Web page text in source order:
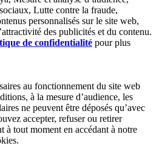
Lutte contre la fraude,
personnalisés sur le site web,
des publicités et du contenu.
de confidentialité pour plus
au fonctionnement du site web
à la mesure d’audience, les
ne peuvent être déposés qu’avec
accepter, refuser ou retirer
à tout moment en accédant à notre